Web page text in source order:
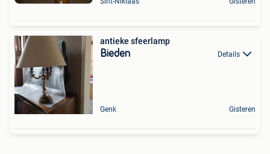
antieke sfeerlamp
Bieden Details
Genk Gisteren